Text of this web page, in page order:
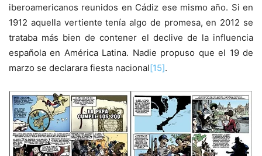
iberoamericanos reunidos en Cádiz ese mismo año. Si en
1912 aquella vertiente tenía algo de promesa, en 2012 se
trataba más bien de contener el declive de la influencia
española en América Latina. Nadie propuso que el 19 de
marzo se declarara fiesta nacional[15].